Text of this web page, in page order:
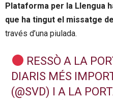
Plataforma per la Llengua
que ha tingut el missatge
través d’una piulada.
RESSÒ A LA
DIARIS MÉS
(@SVD) I A LA